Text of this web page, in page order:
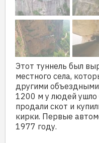
Этот туннель был
местного села,
другими
1200 м у людей ушло
продали скот и
кирки. Первые
1977 году.